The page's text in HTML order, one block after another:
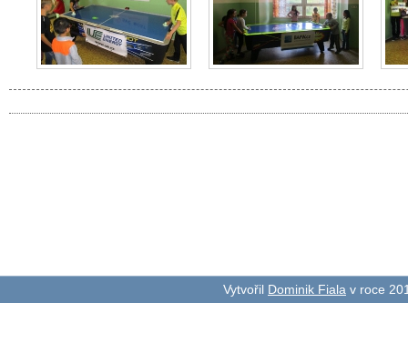
Vytvořil Dominik Fiala v roce